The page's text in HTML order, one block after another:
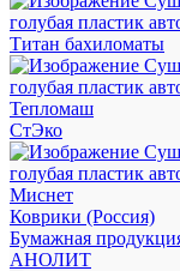
Титан бахиломаты
Тепломаш
СтЭко
Миснет
Коврики (Россия)
Бумажная
АНОЛИТ